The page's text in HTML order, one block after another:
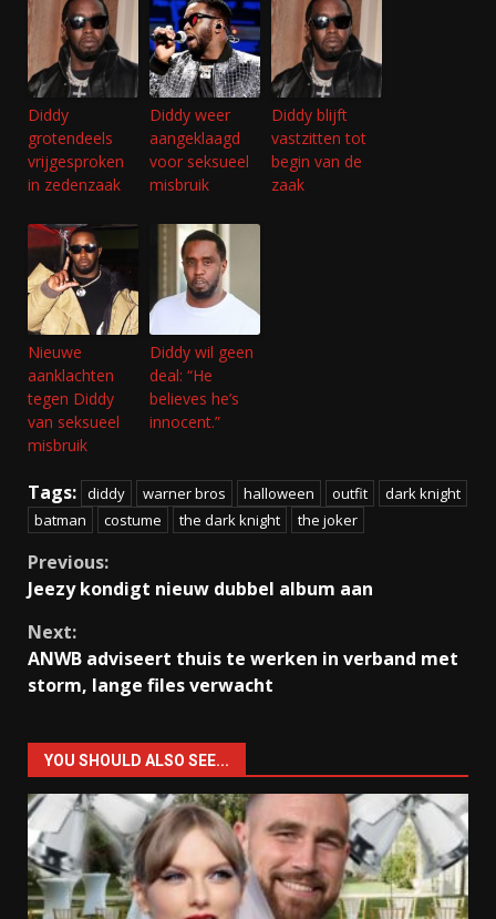
Diddy
grotendeels
vrijgesproken
in zedenzaak
Diddy weer
aangeklaagd
voor seksueel
misbruik
Diddy blijft
vastzitten tot
begin van de
zaak
Nieuwe
aanklachten
tegen Diddy
van seksueel
misbruik
Diddy wil geen
deal: “He
believes he’s
innocent.”
Tags: diddy warner bros halloween outfit
dark knight
batman
costume the dark knight the joker
Continue
Reading
Previous:
Jeezy kondigt nieuw dubbel album aan
Next:
ANWB adviseert thuis te werken in verband met
storm, lange files verwacht
YOU SHOULD ALSO SEE...